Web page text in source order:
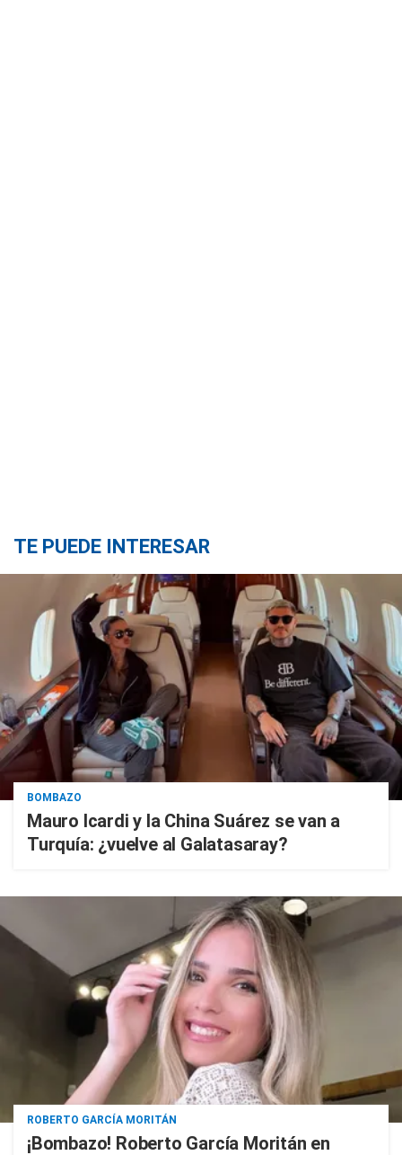
TE PUEDE INTERESAR
BOMBAZO
Mauro Icardi y la China Suárez se van a
Turquía: ¿vuelve al Galatasaray?
ROBERTO GARCÍA MORITÁN
¡Bombazo! Roberto García Moritán en